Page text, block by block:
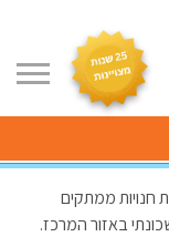
חנויות ממתקים
באזור המרכז.